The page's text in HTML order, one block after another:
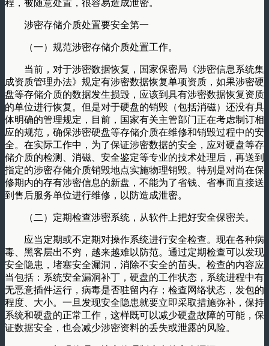
程，被随意处置，很容易造成泄密。
涉密存储介质处置要安全第一
（一）规范涉密存储介质处置工作。
当前，对于涉密数据恢复，国家保密局《涉密信息系统集
成资质管理办法》规定有涉密数据恢复单项资质，如果涉密硬
盘等存储介质的数据发生损毁，应该到具有涉密数据恢复资质
的单位进行恢复。但是对于硬盘的销毁（包括消磁）还没有具
体明确的管理规定，目前，国家有关主管部门正在考虑制订相
应的规范，确保涉密硬盘等存储介质在维修和销毁过程中的安
全。在实际工作中，为了保证涉密数据的安全，应对硬盘等存
储介质的检测、消磁、安全鉴定等专业的技术处理后，再送到
指定的涉密存储介质销毁地点实施物理销毁。特别是对尚在保
修期内的存有涉密信息的新盘，不能为了省钱、省事而直接送
到售后服务单位进行维修，以防造成泄密。
（二）定期检查涉密系统，从软件上把好安全保密关。
应当定期或不定期对操作系统进行安全检查。现在各种病
毒、黑客层出不穷，越来越难以防范。通过定期检查可以发现
安全隐患，堵塞安全漏洞，消除不安全的苗头。检查的内容应
当包括：系统安全漏洞补丁，硬盘的工作状态，系统进程中有
无恶意插件运行，病毒是否驻留内存；检查网络状态，发包的
程度、大小。一旦发现安全隐患就要立即采取措施弥补，保持
系统和硬盘的正常工作，这样既可以减少硬盘故障的可能，保
证数据安全，也会减少涉密资料的丢失或泄露的风险。